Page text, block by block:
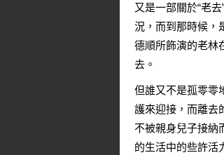
又是一部關於“老
況，而到那時候，
德順所飾演的老林
去。
但誰又不是孤零零
護來迎接，而離去
不被親身兒子接納
的生活中的些許活